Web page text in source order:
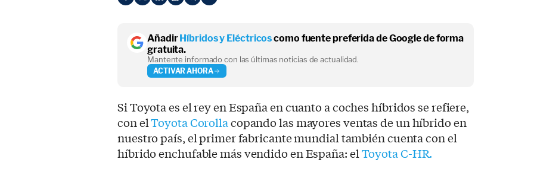
Añadir Híbridos y Eléctricoscomo fuente preferida de Google de forma
gratuita.
Mantente informado con las últimas noticias de actualidad.
ACTIVAR AHORA
Si Toyota es el rey en España en cuanto a coches híbridos se refiere,
con elToyota Corollacopando las mayores ventas de un híbrido en
nuestro país, el primer fabricante mundial también cuenta con el
híbrido enchufable más vendido en España: elToyota C-HR.